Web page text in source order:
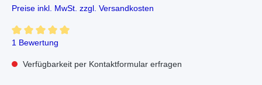
Preise inkl. MwSt. zzgl. Versandkosten
1 Bewertung
Verfügbarkeit per Kontaktformular erfragen